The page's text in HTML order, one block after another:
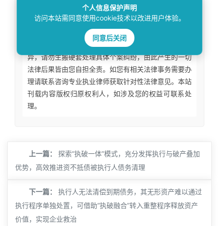
免责声明
本站所刊资讯仅为学术观点交流，不构成任何形式
法律意见建议。法律适用存在地域、时效、个案等差
异，请勿生搬硬套处理具体个案纠纷，由此产生的一切
法律后果皆由您自担全责。如您有相关法律事务需要办
理请联系咨询专业执业律师获取针对性法律意见。本站
刊载内容版权归原权利人，如涉及您的权益可联系处
理。
上一篇：
探索“执破一体”模式，充分发挥执行与破产叠加
优势，高效推进资不抵债被执行人债务清理
下一篇：
执行人无法清偿到期债务，其无形资产难以通过
执行程序单独处置，可借助“执破融合”转入重整程序释放资产
价值，实现企业救治
个人信息保护声明
访问本站需同意使用cookie技术以改进用户体验。
同意后关闭